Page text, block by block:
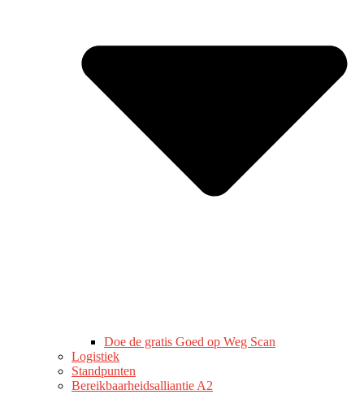
Doe de gratis Goed op Weg Scan
Logistiek
Standpunten
Bereikbaarheidsalliantie A2